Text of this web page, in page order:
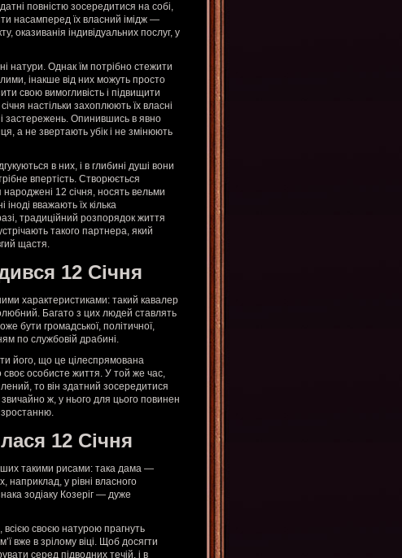
повністю зосередитися на собі,
насамперед їх власний імідж —
оказиванія індивідуальних послуг, у
натури. Однак їм потрібно стежити
інакше від них можуть просто
свою вимогливість і підвищити
настільки захоплюють їх власні
застережень. Опинившись в явно
а не звертають убік і не змінюють
в них, і в глибині душі вони
впертість. Створюється
12 січня, носять вельми
вважають їх кілька
традиційний розпорядок життя
такого партнера, який
щастя.
12 Січня
характеристиками: такий кавалер
Багато з цих людей ставлять
бути громадської, політичної,
по службовій драбині.
його, що це цілеспрямована
своє особисте життя. У той же час,
то він здатний зосередитися
звичайно ж, у нього для цього повинен
12 Січня
такими рисами: така дама —
наприклад, у рівні власного
зодіаку Козеріг — дуже
своєю натурою прагнуть
вже в зрілому віці. Щоб досягти
серед підводних течій, і в